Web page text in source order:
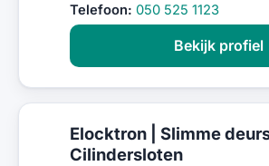
Telefoon: 050 525 1123
Bekijk profiel
Elocktron | Slimme
Cilindersloten